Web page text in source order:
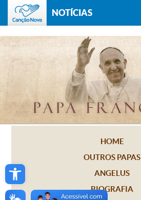
Open toolbar
NOTÍCIAS
HOME
OUTROS PAPAS
ANGELUS
BIOGRAFIA